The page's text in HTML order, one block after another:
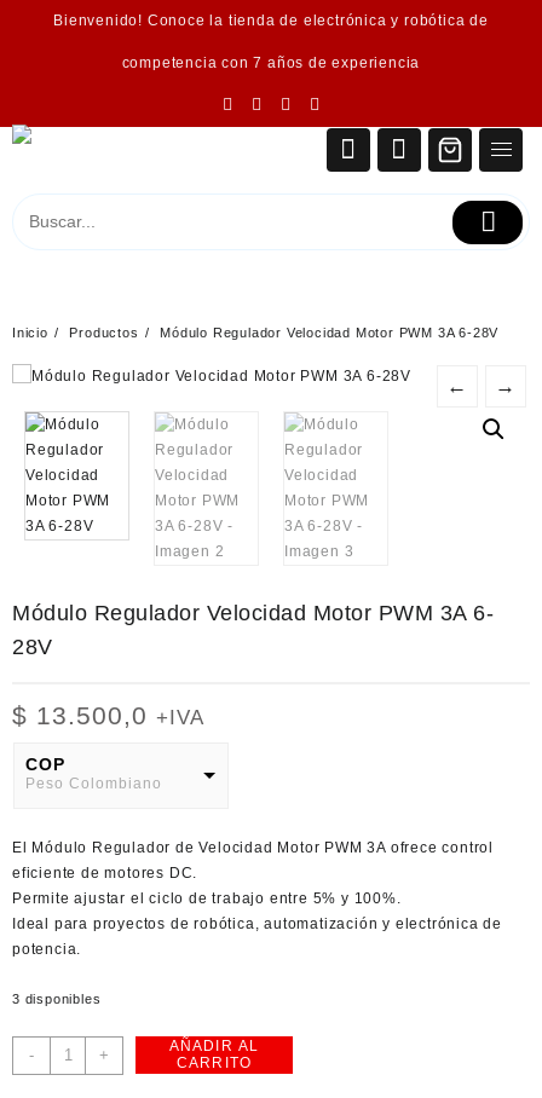
Bienvenido! Conoce la tienda de electrónica y robótica de
competencia con 7 años de experiencia
Inicio Productos Módulo Regulador Velocidad Motor PWM 3A 6-28V
← →
Módulo Regulador Velocidad Motor PWM 3A 6-
28V
$ 13.500,0 +IVA
COP
Peso Colombiano
American Dollar
El Módulo Regulador de Velocidad Motor PWM 3A ofrece control
eficiente de motores DC.
Permite ajustar el ciclo de trabajo entre 5% y 100%.
Ideal para proyectos de robótica, automatización y electrónica de
potencia.
3 disponibles
-
Módulo
Regulador
+
AÑADIR AL
CARRITO